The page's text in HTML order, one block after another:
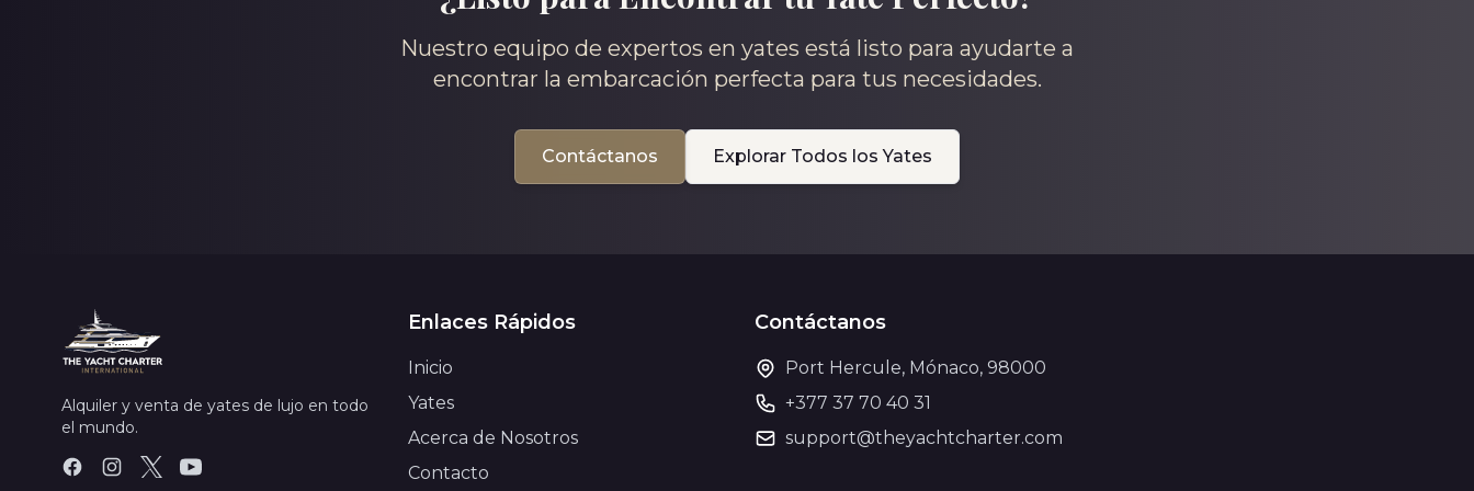
Nuestro equipo de expertos en yates está listo para ayudarte a
encontrar la embarcación perfecta para tus necesidades.
Contáctanos Explorar Todos los Yates
Alquiler y venta de yates de lujo en todo
el mundo.
Enlaces Rápidos
Inicio
Yates
Acerca de Nosotros
Contacto
Contáctanos
Port Hercule, Mónaco, 98000
+377 37 70 40 31
support@theyachtcharter.com